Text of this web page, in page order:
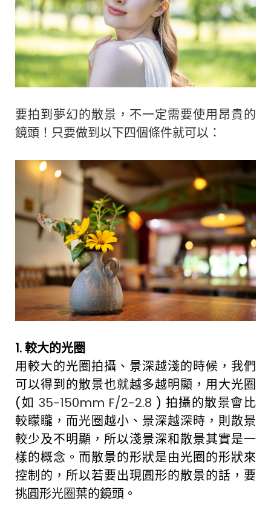
要拍到夢幻的散景，不一定需要使用昂貴的
鏡頭！只要做到以下四個條件就可以：
1. 較大的光圈
用較大的光圈拍攝、景深越淺的時候，我們
可以得到的散景也就越多越明顯，用大光圈
(如 35-150mm F/2-2.8 ) 拍攝的散景會比
較矇矓，而光圈越小、景深越深時，則散景
較少及不明顯，所以淺景深和散景其實是一
樣的概念。而散景的形狀是由光圈的形狀來
控制的，所以若要出現圓形的散景的話，要
挑圓形光圈葉的鏡頭。